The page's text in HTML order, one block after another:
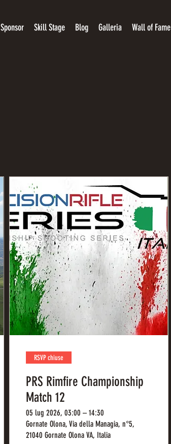
Sponsor Skill Stage Blog Galleria Wall of Fame
RSVP chiuse
PRS Rimfire Championship
Match 12
05 lug 2026, 03:00 – 14:30
Gornate Olona, Via della Managia, n°5,
21040 Gornate Olona VA, Italia